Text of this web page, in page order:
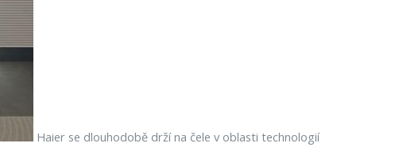
Haier se dlouhodobě drží na čele v oblasti technologií